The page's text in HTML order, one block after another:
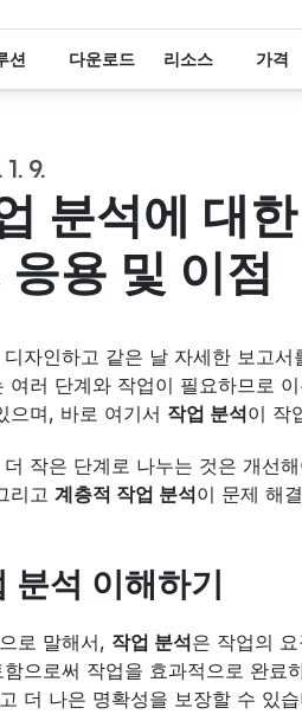
9.
분석에 대
응용 및 이점
자인하고 같은 날 자세한 보고
여러 단계와 작업이 필요하므로
으며, 바로 여기서 작업 분석이 작
더 작은 단계로 나누는 것은 개선
리고 계층적 작업 분석이 문제 해
분석 이해하기
로 말해서, 작업 분석은 작업의
함으로써 작업을 효과적으로 완료
더 나은 명확성을 보장할 수 있
션 다운로드 리소스 가격